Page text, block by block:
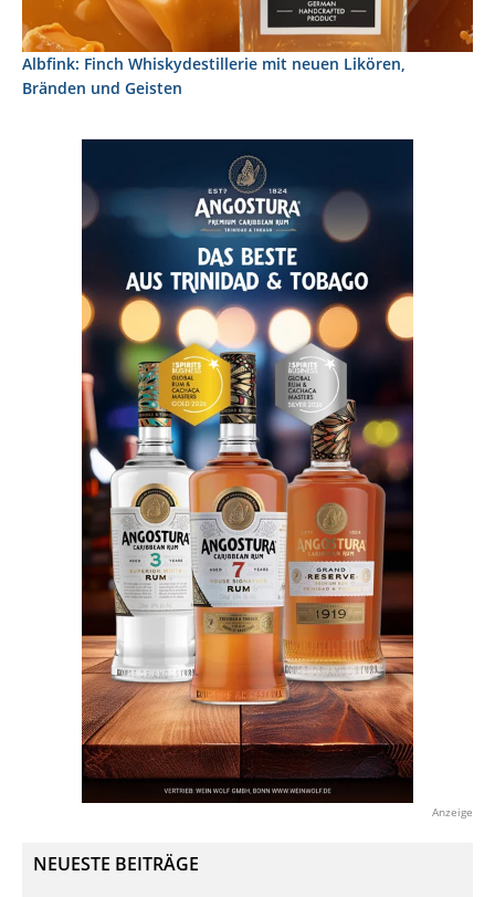
Albfink: Finch Whiskydestillerie mit neuen Likören,
Bränden und Geisten
Anzeige
NEUESTE BEITRÄGE